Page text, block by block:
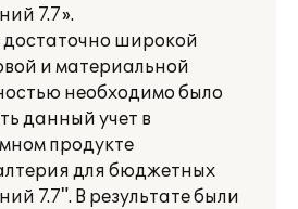
7.7».
достаточно широкой
и материальной
необходимо было
данный учет в
продукте
для бюджетных
7.7". В результате были